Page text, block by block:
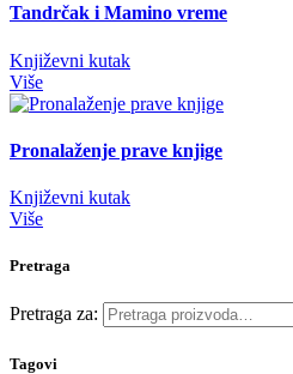
Tandrčak i Mamino vreme
Književni kutak
Više
Pronalaženje prave knjige
Književni kutak
Više
Pretraga
Pretraga za:
Tagovi